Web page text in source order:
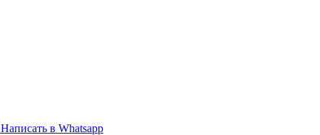
Написать в Whatsapp